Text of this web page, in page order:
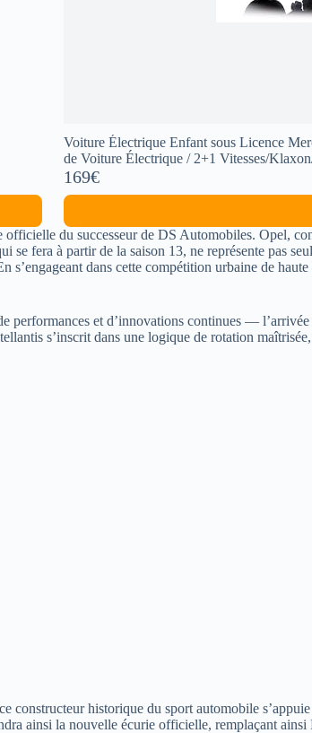
Voiture Électrique Enfant sous Licence
de Voiture Électrique / 2+1 Vitesses/
169€
du successeur de DS Automobiles. Opel,
fera à partir de la saison 13, ne représente pas
dans cette compétition urbaine de
et d’innovations continues —
s’inscrit dans une logique de rotation
historique du sport automobile
ainsi la nouvelle écurie officielle, remplaçant